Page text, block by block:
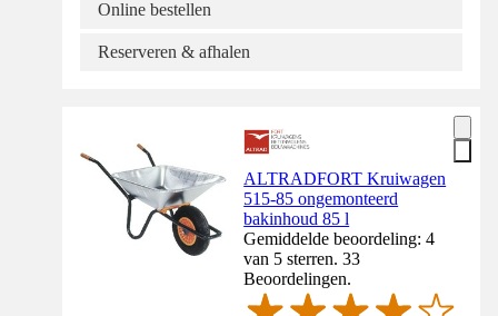
Online bestellen
Reserveren & afhalen
ALTRADFORT Kruiwagen
515-85 ongemonteerd
bakinhoud 85 l
Gemiddelde beoordeling: 4
van 5 sterren. 33
Beoordelingen.